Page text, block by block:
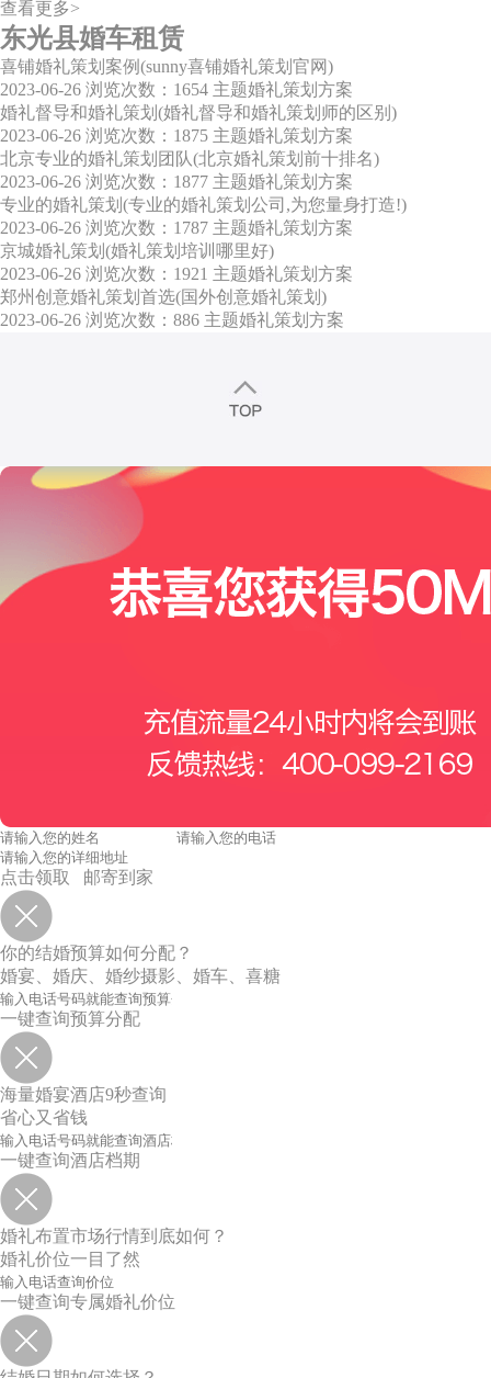
查看更多>
东光县婚车租赁
喜铺婚礼策划案例(sunny喜铺婚礼策划官网)
2023-06-26 浏览次数：1654 主题婚礼策划方案
婚礼督导和婚礼策划(婚礼督导和婚礼策划师的区别)
2023-06-26 浏览次数：1875 主题婚礼策划方案
北京专业的婚礼策划团队(北京婚礼策划前十排名)
2023-06-26 浏览次数：1877 主题婚礼策划方案
专业的婚礼策划(专业的婚礼策划公司,为您量身打造!)
2023-06-26 浏览次数：1787 主题婚礼策划方案
京城婚礼策划(婚礼策划培训哪里好)
2023-06-26 浏览次数：1921 主题婚礼策划方案
郑州创意婚礼策划首选(国外创意婚礼策划)
2023-06-26 浏览次数：886 主题婚礼策划方案
点击领取 邮寄到家
你的结婚预算如何分配？
婚宴、婚庆、婚纱摄影、婚车、喜糖
一键查询预算分配
海量婚宴酒店9秒查询
省心又省钱
一键查询酒店档期
婚礼布置市场行情到底如何？
婚礼价位一目了然
一键查询专属婚礼价位